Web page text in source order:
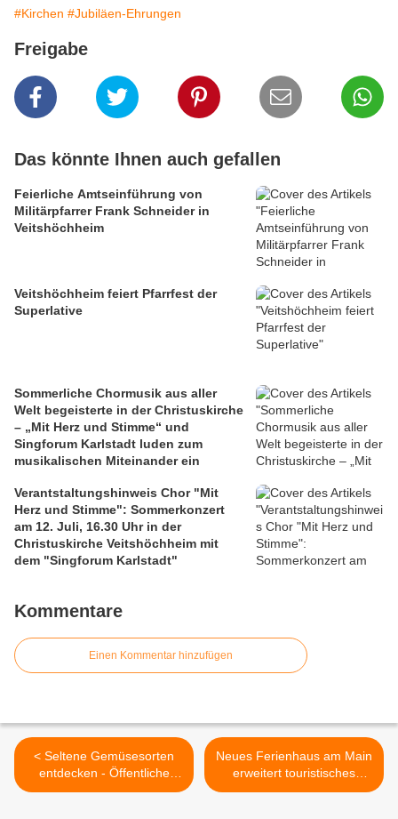
#Kirchen #Jubiläen-Ehrungen
Freigabe
Das könnte Ihnen auch gefallen
Feierliche Amtseinführung von
Militärpfarrer Frank Schneider in
Veitshöchheim
Veitshöchheim feiert Pfarrfest der
Superlative
Sommerliche Chormusik aus aller
Welt begeisterte in der Christuskirche
– „Mit Herz und Stimme“ und
Singforum Karlstadt luden zum
musikalischen Miteinander ein
Verantstaltungshinweis Chor "Mit
Herz und Stimme": Sommerkonzert
am 12. Juli, 16.30 Uhr in der
Christuskirche Veitshöchheim mit
dem "Singforum Karlstadt"
Kommentare
Einen Kommentar hinzufügen
< Seltene Gemüsesorten
entdecken - Öffentliche
Führung am Do., 11.06. der
Neues Ferienhaus am Main
erweitert touristisches
Angebot in Veitshöchheim -